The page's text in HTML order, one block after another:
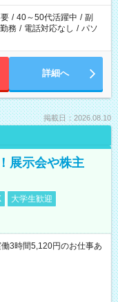
/ 40～50代活躍中 / 副
務 / 電話対応なし / パソ
詳細へ
掲載日：2026.08.10
展示会や株主
大学生歓迎
3時間5,120円のお仕事あ